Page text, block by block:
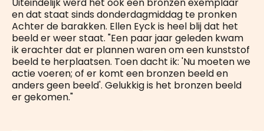
Uiteindelijk werd het ook een bronzen exemplaar
en dat staat sinds donderdagmiddag te pronken
Achter de barakken. Ellen Eyck is heel blij dat het
beeld er weer staat. "Een paar jaar geleden kwam
ik erachter dat er plannen waren om een kunststof
beeld te herplaatsen. Toen dacht ik: 'Nu moeten we
actie voeren; of er komt een bronzen beeld en
anders geen beeld'. Gelukkig is het bronzen beeld
er gekomen."